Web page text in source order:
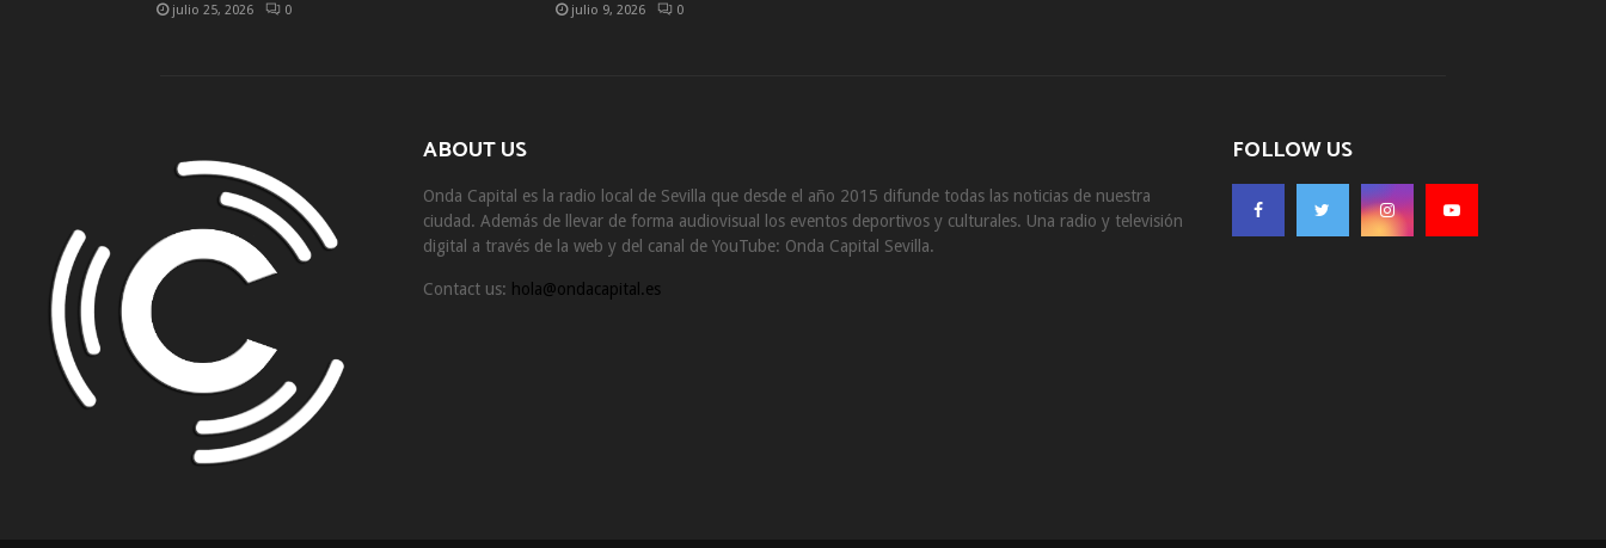
julio 25, 2026 0 julio 9, 2026 0
ABOUT US
Onda Capital es la radio local de Sevilla que desde el año 2015 difunde todas las noticias de nuestra
ciudad. Además de llevar de forma audiovisual los eventos deportivos y culturales. Una radio y televisión
digital a través de la web y del canal de YouTube: Onda Capital Sevilla.
Contact us: hola@ondacapital.es
FOLLOW US